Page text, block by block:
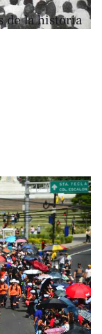
de la historia